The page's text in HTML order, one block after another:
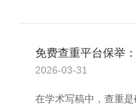
免费查重平台保举
2026-03-31
在学术写稿中，查重